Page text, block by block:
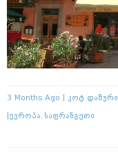
3 Months Ago Კოტ Დაზური
Ევროპა Საფრანგეთი